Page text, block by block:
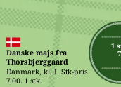
1
Danske majs fra
Thorsbjerggaard
Danmark, kl. I. Stk-pris
7,00. 1 stk.